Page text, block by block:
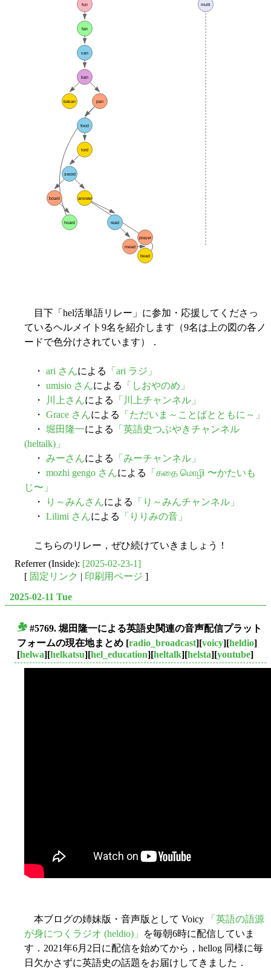
fun
fan
van
ban
bakan pan
food
lord
sword
board
hoard
answer
read
mead
bead
prayer
multi
目下「hel活単語リレー」に参加・応援してくださっ
ているヘルメイト9名を紹介します（9名は上の図の各ノ
ードで色分けされています）．
・ ari さんによる
「ari ラジ」
・ umisio さんによる
「しおやのめ」
・
川上さんによる
「川上チャンネル」
・ Grace さんによる
「ただいま～ことばとともに～」
・ 堀田隆一による
「英語史つぶやきチャンネル
(heltalk)」
・ みーさんによる
「みーチャンネル」
・ mozhi gengo さんによる
「கதை மொழி 〜かたいも
じ〜」
・
り～みんさんによる
「り～みんチャンネル」
・ Lilimi さんによる 「りりみの音」
こちらのリレー，ぜひ続けていきましょう！
Referrer (Inside): [2025-02-23-1]
[ 固定リンク | 印刷用ページ ]
2025-02-11 Tue
#5769. 堀田隆一による英語史関連の音声配信プラット
フォームの現在地まとめ [radio_broadcast][voicy][heldio]
[helwa][helkatsu][hel_education][heltalk][helsta][youtube]
本ブログの姉妹版・音声版として Voicy
「英語の語源
が身につくラジオ (heldio)」
を毎朝6時に配信していま
す．2021年6月2日に配信を始めてから，hellog 同様に毎
日欠かさずに英語史の話題をお届けしてきました．